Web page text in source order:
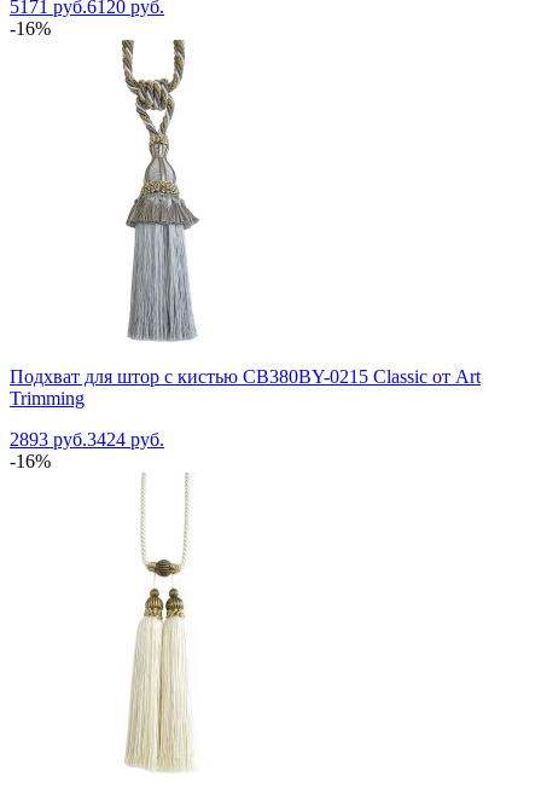
5171 руб.6120 руб.
-16%
Подхват для штор с кистью CB380BY-0215 Classic от Art
Trimming
2893 руб.3424 руб.
-16%